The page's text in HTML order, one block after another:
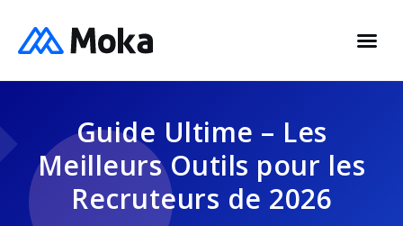
Guide Ultime – Les
Meilleurs Outils pour les
Recruteurs de 2026